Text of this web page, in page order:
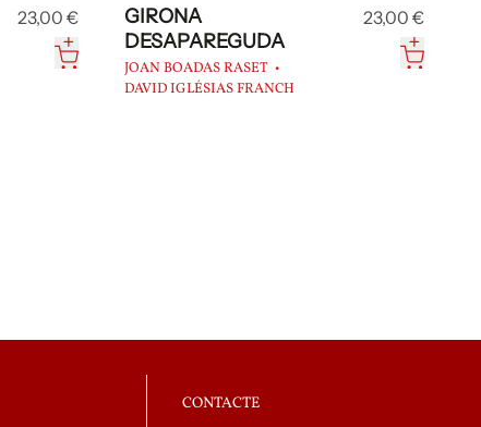
23,00 €
GIRONA
DESAPAREGUDA
JOAN BOADAS RASET
DAVID IGLÉSIAS FRANCH
23,00 €
CONTACTE